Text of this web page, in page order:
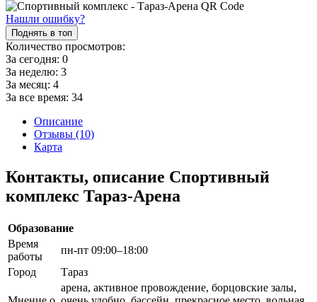
Нашли ошибку?
Поднять в топ
Количество просмотров:
За сегодня: 0
За неделю: 3
За месяц: 4
За все время: 34
Описание
Отзывы (10)
Карта
Контакты, описание Спортивный
комплекс Тараз-Арена
Образование
Время
работы
пн-пт 09:00–18:00
Город
Тараз
арена, активное провождение, борцовские залы,